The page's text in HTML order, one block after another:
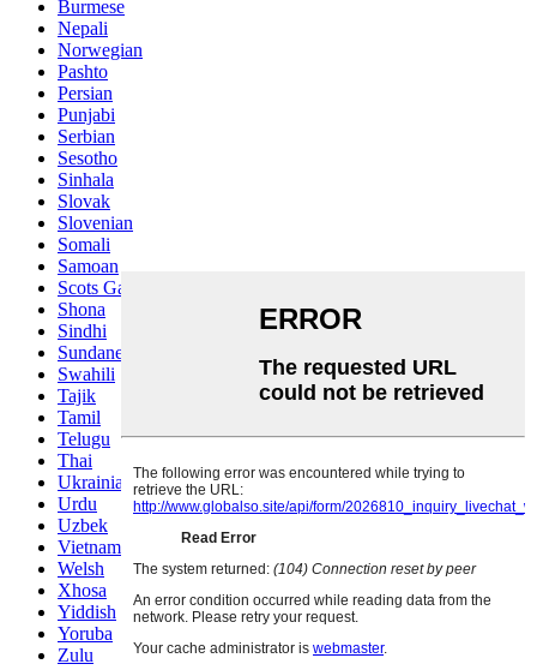
Burmese
Nepali
Norwegian
Pashto
Persian
Punjabi
Serbian
Sesotho
Sinhala
Slovak
Slovenian
Somali
Samoan
Scots Gaelic
Shona
Sindhi
Sundanese
Swahili
Tajik
Tamil
Telugu
Thai
Ukrainian
Urdu
Uzbek
Vietnamese
Welsh
Xhosa
Yiddish
Yoruba
Zulu